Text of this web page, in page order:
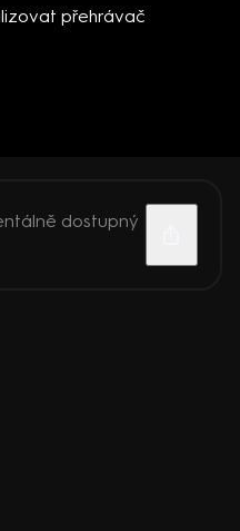
přehrávač
dostupný